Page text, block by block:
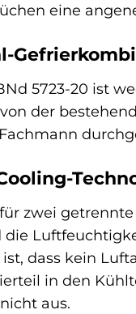
eine
5723-20 ist
der
zwei
die
dass kein
in den
aus.